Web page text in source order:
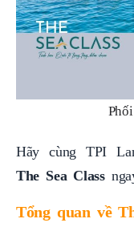
Hãy cùng TPI
The Sea Class
Tổng quan về